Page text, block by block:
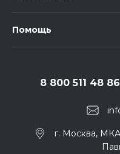
Помощь
8 800 511 48 86
г. Москва,